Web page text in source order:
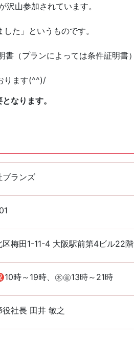
山参加されています。
た」というものです。
（プランによっては条件証明書）
ります(^^)/
なります。
ランズ
区梅田1-11-4 大阪駅前第4ビル22階
10時～19時、㊍㊎13時～21時
社長 田井 敏之